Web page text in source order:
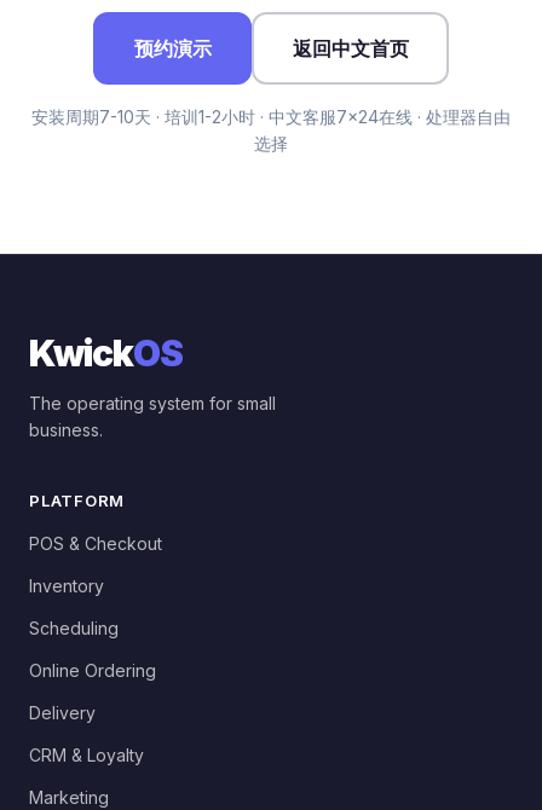
预约演示 返回中文首页
安装周期7-10天 · 培训1-2小时 · 中文客服7×24在线 · 处理器自由
选择
KwickOS
The operating system for small
business.
PLATFORM
POS & Checkout
Inventory
Scheduling
Online Ordering
Delivery
CRM & Loyalty
Marketing